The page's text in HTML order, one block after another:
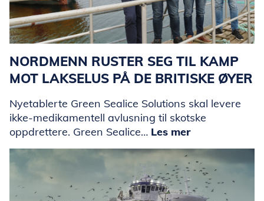
NORDMENN RUSTER SEG TIL KAMP
MOT LAKSELUS PÅ DE BRITISKE ØYER
Nyetablerte Green Sealice Solutions skal levere
ikke-medikamentell avlusning til skotske
oppdrettere. Green Sealice… Les mer